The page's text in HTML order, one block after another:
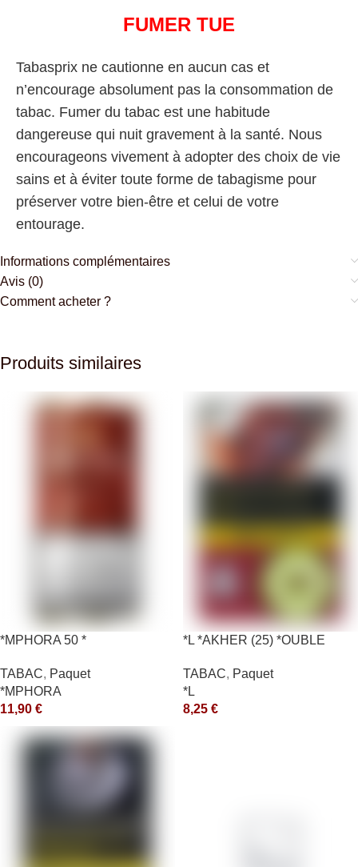
FUMER TUE
Tabasprix ne cautionne en aucun cas et
n’encourage absolument pas la consommation de
tabac. Fumer du tabac est une habitude
dangereuse qui nuit gravement à la santé. Nous
encourageons vivement à adopter des choix de vie
sains et à éviter toute forme de tabagisme pour
préserver votre bien-être et celui de votre
entourage.
Informations complémentaires
Avis (0)
Comment acheter ?
Produits similaires
*MPHORA 50 *
TABAC, Paquet
*MPHORA
11,90 €
*L *AKHER (25) *OUBLE
TABAC, Paquet
*L
8,25 €